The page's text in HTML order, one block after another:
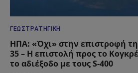
ΓΕΩΣΤΡΑΤΗΓΙΚΉ
ΗΠΑ: «Όχι» στην επιστροφή
35 – Η επιστολή προς το
το αδιέξοδο με τους S-400